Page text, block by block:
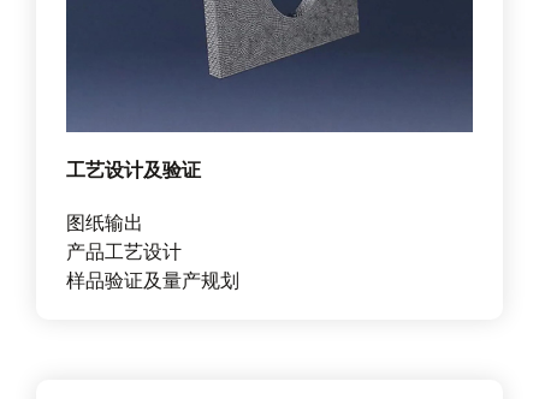
工艺设计及验证
图纸输出
产品工艺设计
样品验证及量产规划